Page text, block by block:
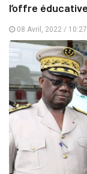
l’offre
08 Avril, 2022 / 10:27